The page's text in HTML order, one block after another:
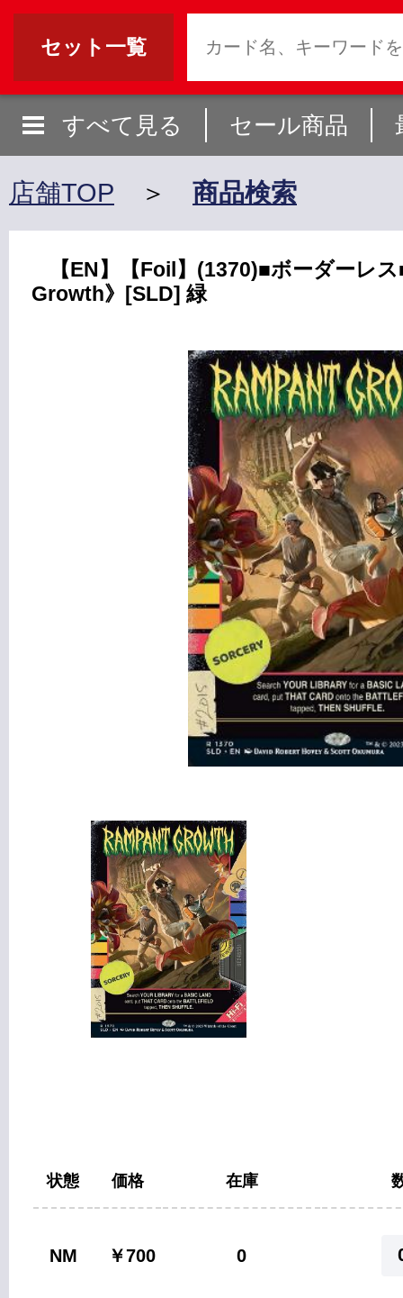
セット一覧
すべて見る セール商品
店舗TOP ＞ 商品検索
【EN】【Foil】(1370)■ボーダーレ
Growth》[SLD] 緑
状態 価格 在庫
NM ￥700 0